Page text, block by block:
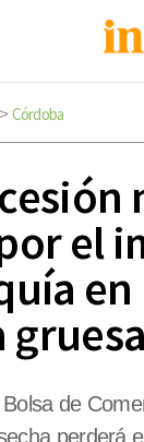
> Córdoba
el
en
de
perderá